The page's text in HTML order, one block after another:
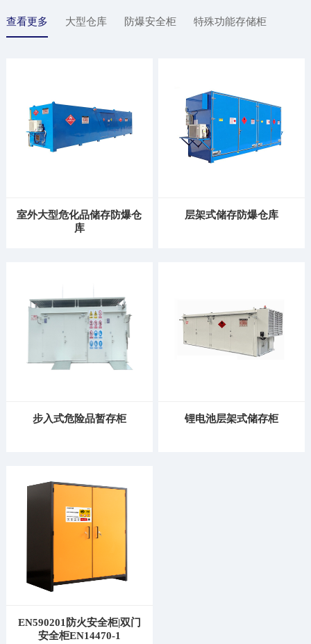
查看更多 大型仓库 防爆安全柜
特殊功能存储柜
室外大型危化品储存防爆仓
库
层架式储存防爆仓库
步入式危险品暂存柜 锂电池层架式储存柜
EN590201防火安全柜|双门
安全柜EN14470-1